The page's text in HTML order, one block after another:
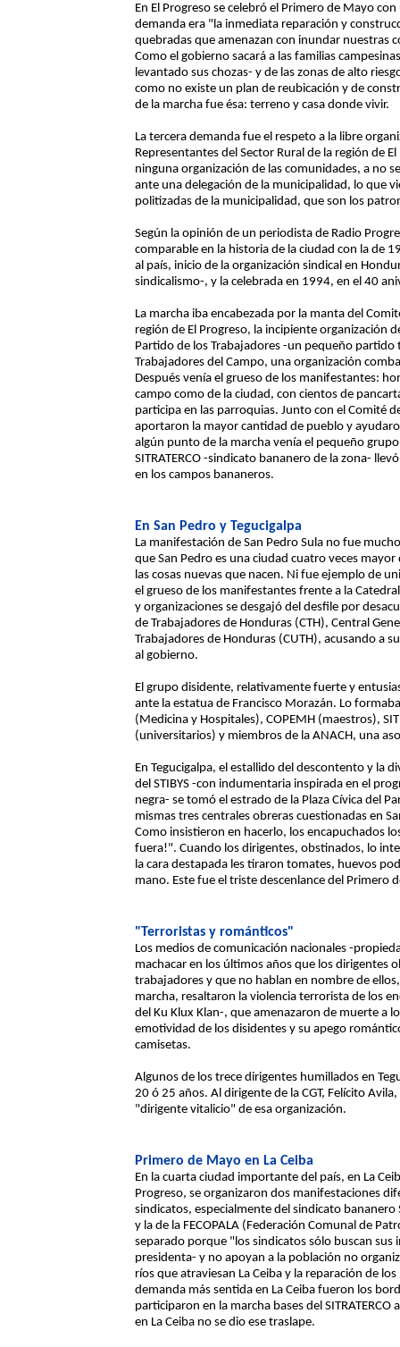
En El Progreso se celebró el Primero de Mayo
demanda era "la inmediata reparación y
quebradas que amenazan con inundar nuestras
Como el gobierno sacará a las familias
levantado sus chozas- y de las zonas de alto
como no existe un plan de reubicación y de
de la marcha fue ésa: terreno y casa donde vivir.
La tercera demanda fue el respeto a la libre
Representantes del Sector Rural de la región de
ninguna organización de las comunidades, a no
ante una delegación de la municipalidad, lo que
politizadas de la municipalidad, que son los
Según la opinión de un periodista de Radio
comparable en la historia de la ciudad con la de
al país, inicio de la organización sindical en
sindicalismo-, y la celebrada en 1994, en el 40
La marcha iba encabezada por la manta del
región de El Progreso, la incipiente organización
Partido de los Trabajadores -un pequeño partido
Trabajadores del Campo, una organización
Después venía el grueso de los manifestantes:
campo como de la ciudad, con cientos de
participa en las parroquias. Junto con el Comité
aportaron la mayor cantidad de pueblo y
algún punto de la marcha venía el pequeño
SITRATERCO -sindicato bananero de la zona-
en los campos bananeros.
En San Pedro y Tegucigalpa
La manifestación de San Pedro Sula no fue
que San Pedro es una ciudad cuatro veces
las cosas nuevas que nacen. Ni fue ejemplo de
el grueso de los manifestantes frente a la
y organizaciones se desgajó del desfile por
de Trabajadores de Honduras (CTH), Central
Trabajadores de Honduras (CUTH), acusando a
al gobierno.
El grupo disidente, relativamente fuerte y
ante la estatua de Francisco Morazán. Lo
(Medicina y Hospitales), COPEMH (maestros),
(universitarios) y miembros de la ANACH, una
En Tegucigalpa, el estallido del descontento y la
del STIBYS -con indumentaria inspirada en el
negra- se tomó el estrado de la Plaza Cívica del
mismas tres centrales obreras cuestionadas en
Como insistieron en hacerlo, los encapuchados
fuera!". Cuando los dirigentes, obstinados, lo
la cara destapada les tiraron tomates, huevos
mano. Este fue el triste descenlance del Primero
"Terroristas y románticos"
Los medios de comunicación nacionales -
machacar en los últimos años que los dirigentes
trabajadores y que no hablan en nombre de
marcha, resaltaron la violencia terrorista de los
del Ku Klux Klan-, que amenazaron de muerte a
emotividad de los disidentes y su apego
camisetas.
Algunos de los trece dirigentes humillados en
20 ó 25 años. Al dirigente de la CGT, Felícito
"dirigente vitalicio" de esa organización.
Primero de Mayo en La Ceiba
En la cuarta ciudad importante del país, en La
Progreso, se organizaron dos manifestaciones
sindicatos, especialmente del sindicato bananero
y la de la FECOPALA (Federación Comunal de
separado porque "los sindicatos sólo buscan
presidenta- y no apoyan a la población no
ríos que atraviesan La Ceiba y la reparación de
demanda más sentida en La Ceiba fueron los
participaron en la marcha bases del
en La Ceiba no se dio ese traslape.